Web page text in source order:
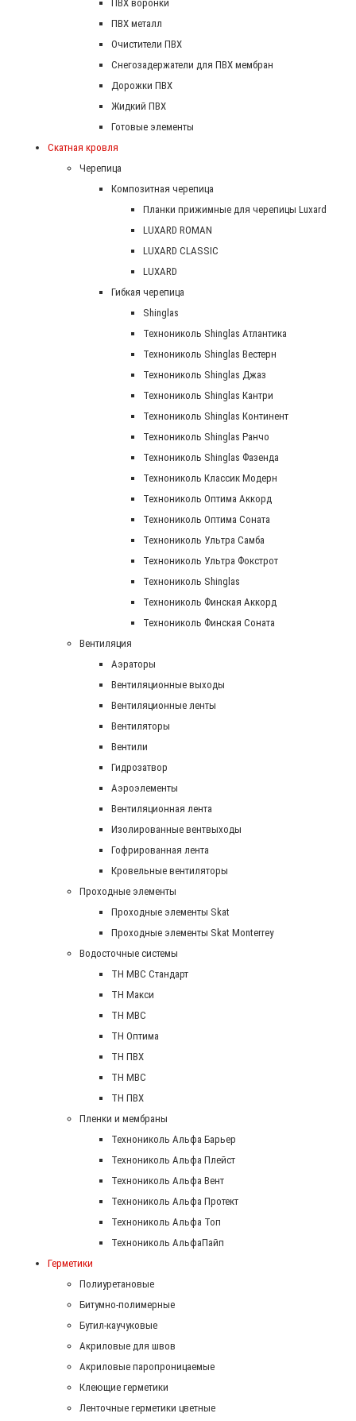
ПВХ воронки
ПВХ металл
Очистители ПВХ
Снегозадержатели для ПВХ мембран
Дорожки ПВХ
Жидкий ПВХ
Готовые элементы
Скатная кровля
Черепица
Композитная черепица
Планки прижимные для черепицы Luxard
LUXARD ROMAN
LUXARD CLASSIC
LUXARD
Гибкая черепица
Shinglas
Технониколь Shinglas Атлантика
Технониколь Shinglas Вестерн
Технониколь Shinglas Джаз
Технониколь Shinglas Кантри
Технониколь Shinglas Континент
Технониколь Shinglas Ранчо
Технониколь Shinglas Фазенда
Технониколь Классик Модерн
Технониколь Оптима Аккорд
Технониколь Оптима Соната
Технониколь Ультра Самба
Технониколь Ультра Фокстрот
Технониколь Shinglas
Технониколь Финская Аккорд
Технониколь Финская Соната
Вентиляция
Аэраторы
Вентиляционные выходы
Вентиляционные ленты
Вентиляторы
Вентили
Гидрозатвор
Аэроэлементы
Вентиляционная лента
Изолированные вентвыходы
Гофрированная лента
Кровельные вентиляторы
Проходные элементы
Проходные элементы Skat
Проходные элементы Skat Monterrey
Водосточные системы
TH MBC Стандарт
TH Макси
TH МВС
TH Оптима
TH ПВХ
ТН МВС
ТН ПВХ
Пленки и мембраны
Технониколь Альфа Барьер
Технониколь Альфа Плейст
Технониколь Альфа Вент
Технониколь Альфа Протект
Технониколь Альфа Топ
Технониколь АльфаПайп
Герметики
Полиуретановые
Битумно-полимерные
Бутил-каучуковые
Акриловые для швов
Акриловые паропроницаемые
Клеющие герметики
Ленточные герметики цветные